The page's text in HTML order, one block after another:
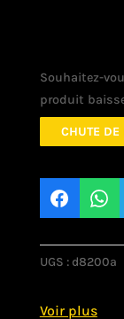
Souhaitez-
produit
CHUTE DE
UGS : d8200a